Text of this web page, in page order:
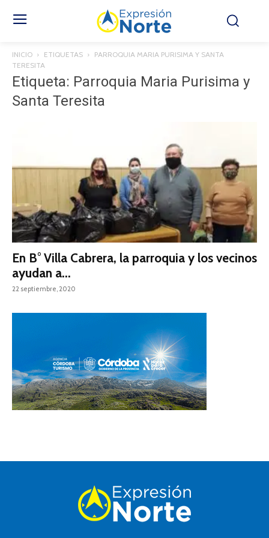
INICIO ETIQUETAS
PARROQUIA MARIA PURISIMA Y SANTA
TERESITA
Etiqueta: Parroquia Maria Purisima y
Santa Teresita
En B° Villa Cabrera, la parroquia y los vecinos
ayudan a...
22 septiembre, 2020